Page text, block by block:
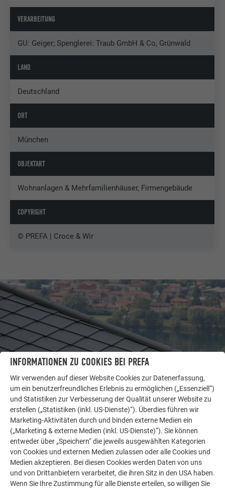
VERARBEITUNG
GU: Geiger; Spenglerei: Traub GmbH & Co, Grünwald
LAND
Deutschland
ORT
München
OBJEKTART
Wohnanlagen & Mehrfamilienhäuser, Firmengebäude
COPYRIGHT
© PREFA | Croce & Wir
LASSEN SIE SICH INSPIRIEREN
WEITERE OBJEKTE
Die PREFA Referenzgalerie zeigt, wie vielseitig
Aluminium eingesetzt werden kann. Entdecken Sie
weitere beeindruckende Projekte mit den langlebigen
PREFA Aluminiumlösungen für Dach, Solar und
INFORMATIONEN ZU COOKIES BEI PREFA
Wir verwenden auf dieser Website Cookies zur Datenerfassung,
um ein benutzerfreundliches Erlebnis zu ermöglichen („Essenziell“)
und Statistiken zur Verbesserung der Qualität unserer Website zu
erstellen („Statistiken (inkl. US-Dienste)“). Überdies führen wir
Marketing-Aktivitäten durch und binden externe Medien ein
(„Marketing & externe Medien (inkl. US-Dienste)“). Sie können
entweder über „Speichern“ die jeweils ausgewählten Kategorien
von Cookies und externen Medien zulassen oder alle Cookies und
Medien akzeptieren. Bei diesen Cookies werden Daten von uns
und von Drittanbietern verarbeitet, die ihren Sitz in den USA haben.
Wenn Sie Ihre Zustimmung für alle Dienste erteilen, so willigen Sie